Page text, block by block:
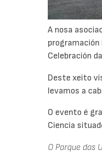
A nosa
Celebración
Deste xeito
levamos a
O evento é
Ciencia
O Parque das